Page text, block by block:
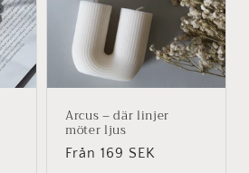
Arcus – där linjer
möter ljus
Ordinarie
Från 169 SEK